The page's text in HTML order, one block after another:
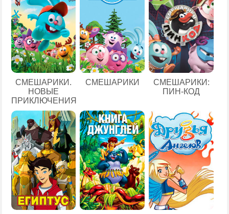
СМЕШАРИКИ.
НОВЫЕ
ПРИКЛЮЧЕНИЯ
СМЕШАРИКИ
СМЕШАРИКИ:
ПИН-КОД